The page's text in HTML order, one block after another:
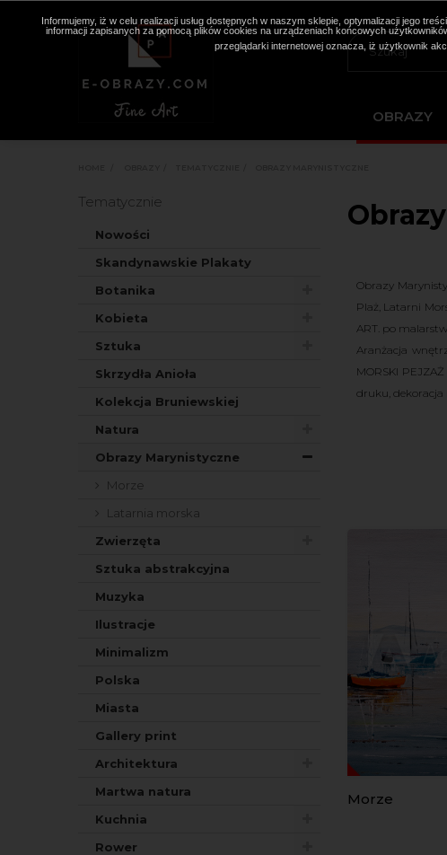
OBRAZY
Tematycznie
Nowości
Skandynawskie Plakaty
Botanika
Kobieta
Sztuka
Skrzydła Anioła
Kolekcja Bruniewskiej
Natura
Obrazy Marynistyczne
Morze
Latarnia morska
Zwierzęta
Sztuka abstrakcyjna
Muzyka
Ilustracje
Minimalizm
Polska
Miasta
Gallery print
Architektura
Martwa natura
Kuchnia
Rower
Obrazy
Plaż, Latarni
ART. po
Aranżacja
MORSKI
druku, dekoracja
Morze
Informujemy, iż w celu realizacji usług dostępnych w naszym sklepie, optymalizacji jego
informacji zapisanych za pomocą plików cookies na urządzeniach końcowych
przeglądarki internetowej oznacza, iż użytkownik